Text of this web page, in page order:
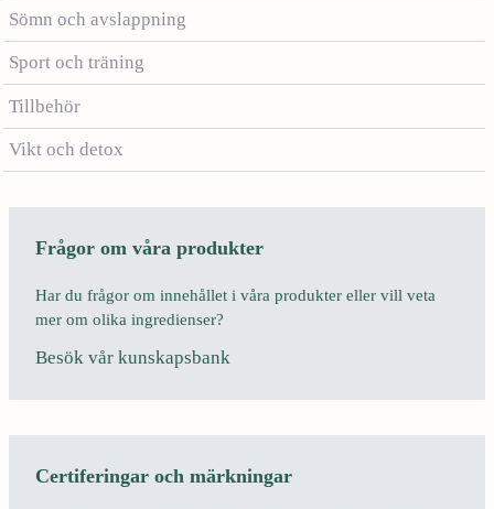
Sömn och avslappning
Sport och träning
Tillbehör
Vikt och detox
Frågor om våra produkter
Har du frågor om innehållet i våra produkter eller vill veta
mer om olika ingredienser?
Besök vår kunskapsbank
Certiferingar och märkningar